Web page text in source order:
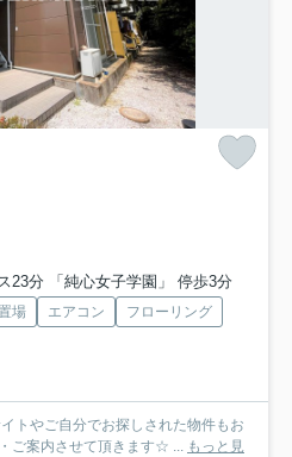
23分 「純心女子学園」 停歩3分
場 エアコン
フローリング
トやご自分でお探しされた物件もお
ご案内させて頂きます☆ ... もっと見